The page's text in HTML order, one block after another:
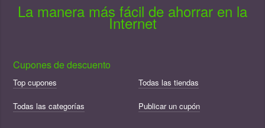
La manera más fácil de ahorrar en la
Internet
Cupones de descuento
Top cupones Todas las tiendas
Todas las categorías Publicar un cupón